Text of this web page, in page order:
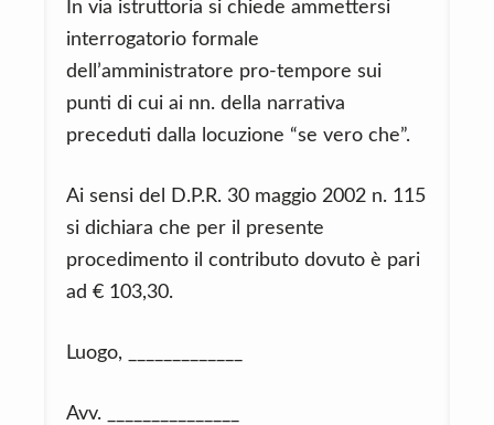
In via istruttoria si chiede ammettersi
interrogatorio formale
dell’amministratore pro-tempore sui
punti di cui ai nn. della narrativa
preceduti dalla locuzione “se vero che”.
Ai sensi del D.P.R. 30 maggio 2002 n. 115
si dichiara che per il presente
procedimento il contributo dovuto è pari
ad € 103,30.
Luogo, _____________
Avv. _______________